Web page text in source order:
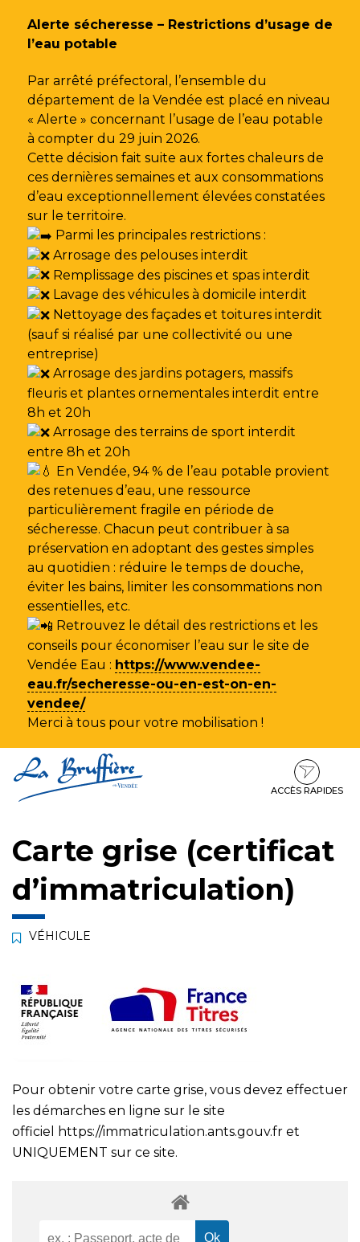
Alerte sécheresse – Restrictions d’usage de
l’eau potable
Par arrêté préfectoral, l’ensemble du
département de la Vendée est placé en niveau
« Alerte » concernant l’usage de l’eau potable
à compter du 29 juin 2026.
Cette décision fait suite aux fortes chaleurs de
ces dernières semaines et aux consommations
d’eau exceptionnellement élevées constatées
sur le territoire.
Parmi les principales restrictions :
Arrosage des pelouses interdit
Remplissage des piscines et spas interdit
Lavage des véhicules à domicile interdit
Nettoyage des façades et toitures interdit
(sauf si réalisé par une collectivité ou une
entreprise)
Arrosage des jardins potagers, massifs
fleuris et plantes ornementales interdit entre
8h et 20h
Arrosage des terrains de sport interdit
entre 8h et 20h
En Vendée, 94 % de l’eau potable provient
des retenues d’eau, une ressource
particulièrement fragile en période de
sécheresse. Chacun peut contribuer à sa
préservation en adoptant des gestes simples
au quotidien : réduire le temps de douche,
éviter les bains, limiter les consommations non
essentielles, etc.
Retrouvez le détail des restrictions et les
conseils pour économiser l’eau sur le site de
Vendée Eau : https://www.vendee-
eau.fr/secheresse-ou-en-est-on-en-
vendee/
Merci à tous pour votre mobilisation !
au
contenu
au
ACCÈS RAPIDES
Carte grise (certificat
d’immatriculation)
VÉHICULE
Pour obtenir votre carte grise, vous devez effectuer
les démarches en ligne sur le site
officiel
https://immatriculation.ants.gouv.fr et
UNIQUEMENT sur ce site.